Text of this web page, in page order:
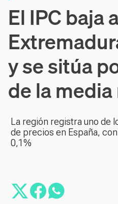
El IPC baja
y se sitúa
de la
La región registra uno de
de precios en España,
0,1%